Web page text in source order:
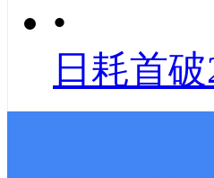
•
日耗首